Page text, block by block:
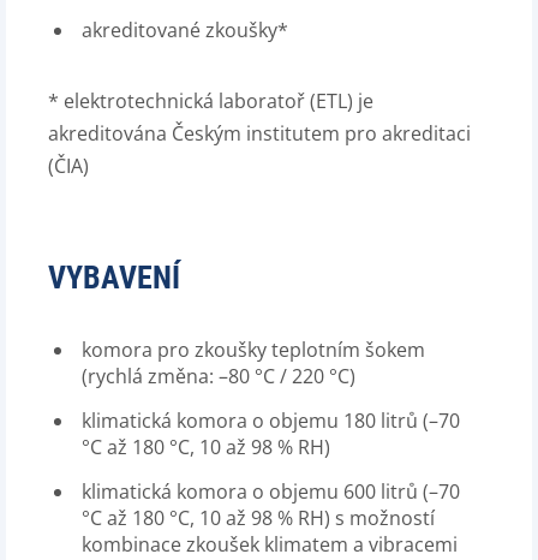
akreditované zkoušky*
* elektrotechnická laboratoř (ETL) je
akreditována Českým institutem pro akreditaci
(ČIA)
VYBAVENÍ
komora pro zkoušky teplotním šokem
(rychlá změna: –80 °C / 220 °C)
klimatická komora o objemu 180 litrů (–70
°C až 180 °C, 10 až 98 % RH)
klimatická komora o objemu 600 litrů (–70
°C až 180 °C, 10 až 98 % RH) s možností
kombinace zkoušek klimatem a vibracemi